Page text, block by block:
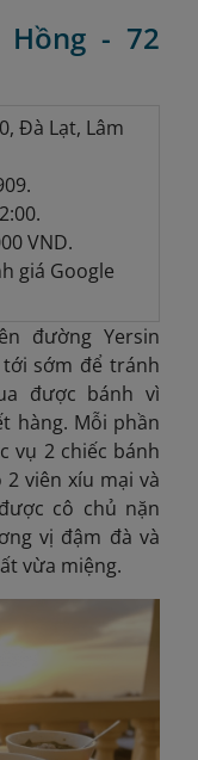
- 72
Đà Lạt, Lâm
VND.
giá Google
đường Yersin
sớm để tránh
được bánh vì
hàng. Mỗi phần
vụ 2 chiếc bánh
viên xíu mại và
cô chủ nặn
vị đậm đà và
vừa miệng.